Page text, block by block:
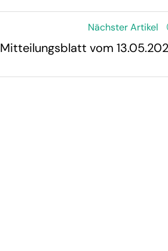
Nächster Artikel
Mitteilungsblatt vom